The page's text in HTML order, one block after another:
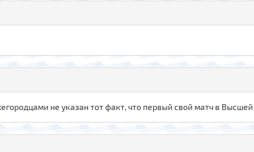
не указан тот факт, что первый свой матч в